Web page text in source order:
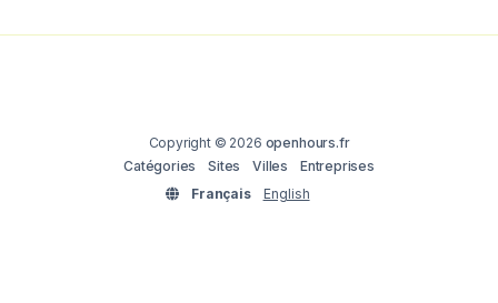
Copyright © 2026 openhours.fr
Catégories
Sites Villes
Entreprises
Français
English